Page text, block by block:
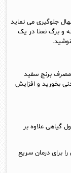
جلوگیری می نماید
و برگ نعنا در یک
برنج سفید
بخورید و افزایش
گیاهی علاوه بر
برای درمان سریع